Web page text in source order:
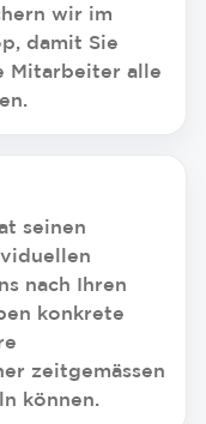
wir im
damit Sie
Mitarbeiter alle
seinen
nach Ihren
konkrete
zeitgemässen
können.